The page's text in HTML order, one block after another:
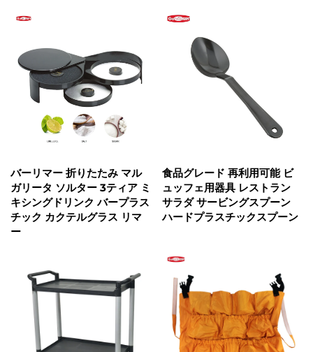
バーリマー 折りたたみ マル
ガリータ ソルター 3ティア ミ
キシングドリンク バープラス
チック カクテルグラス リマ
ー
食品グレード 再利用可能 ビ
ュッフェ用器具 レストラン
サラダ サービングスプーン
ハードプラスチックスプーン